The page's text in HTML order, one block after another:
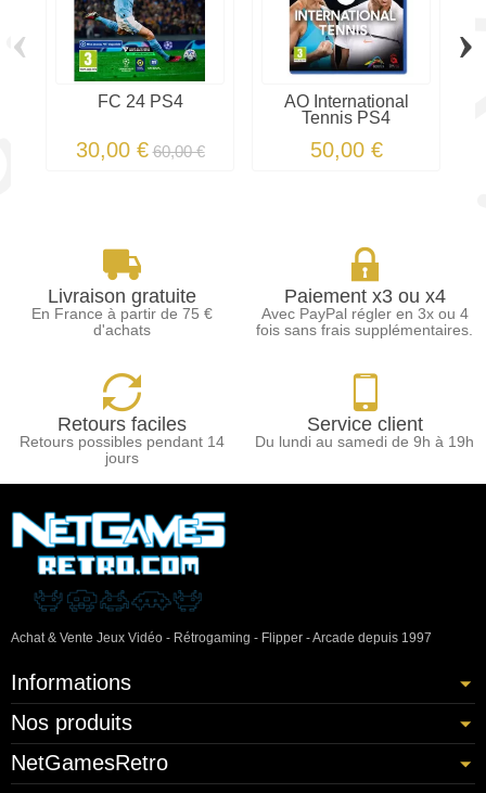
FC 24 PS4
30,00 € 60,00 €
AO International
Tennis PS4
50,00 €
‹ ›
Livraison gratuite
En France à partir de 75 €
d'achats
Paiement x3 ou x4
Avec PayPal régler en 3x ou 4
fois sans frais supplémentaires.
Retours faciles
Retours possibles pendant 14
jours
Service client
Du lundi au samedi de 9h à 19h
Achat & Vente Jeux Vidéo - Rétrogaming - Flipper - Arcade depuis 1997
Informations
Nos produits
NetGamesRetro